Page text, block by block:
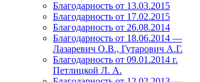
Благодарность от 13.03.2015
Благодарность от 17.02.2015
Благодарность от 26.08.2014
Благодарность от 18.06.2014 —
Лазаревич О.В., Гутарович А.Г.
Благодарность от 09.01.2014 г.
Петлицкой Л. А.